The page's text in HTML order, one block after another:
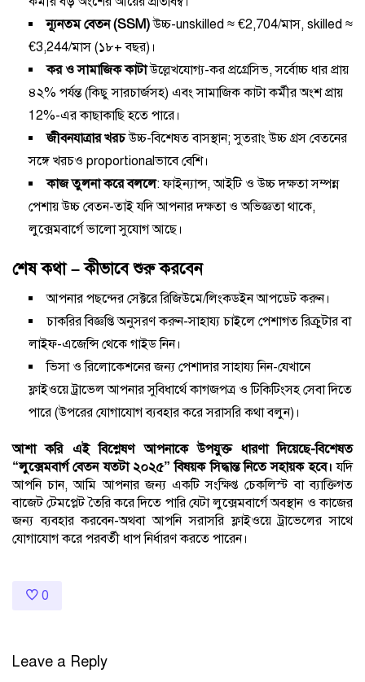
ন্যূনতম বেতন (SSM)উচ্চ-unskilled ≈ €2,704/মাস, skilled ≈
€3,244/মাস (১৮+ বছর)।
কর ও সামাজিক কাটাউল্লেখযোগ্য-কর প্রগ্রেসিভ, সর্বোচ্চ ধার প্রায়
৪২% পর্যন্ত (কিছু সারচার্জসহ) এবং সামাজিক কাটা কর্মীর অংশ প্রায়
12%-এর কাছাকাছি হতে পারে।
জীবনযাত্রার খরচউচ্চ-বিশেষত বাসস্থান; সুতরাং উচ্চ গ্রস বেতনের
সঙ্গে খরচও proportionalভাবে বেশি।
কাজ তুলনা করে বললে: ফাইন্যান্স, আইটি ও উচ্চ দক্ষতা সম্পন্ন
পেশায় উচ্চ বেতন-তাই যদি আপনার দক্ষতা ও অভিজ্ঞতা থাকে,
লুক্সেমবার্গে ভালো সুযোগ আছে।
শেষ কথা – কীভাবে শুরু করবেন
আপনার পছন্দের সেক্টরে রিজিউমে/লিংকডইন আপডেট করুন।
চাকরির বিজ্ঞপ্তি অনুসরণ করুন-সাহায্য চাইলে পেশাগত রিক্রুটার বা
লাইফ-এজেন্সি থেকে গাইড নিন।
ভিসা ও রিলোকেশনের জন্য পেশাদার সাহায্য নিন-যেখানে
ফ্লাইওয়ে ট্রাভেল আপনার সুবিধার্থে কাগজপত্র ও টিকিটিংসহ সেবা দিতে
পারে (উপরের যোগাযোগ ব্যবহার করে সরাসরি কথা বলুন)।
আশা করি এই বিশ্লেষণ আপনাকে উপযুক্ত ধারণা দিয়েছে-বিশেষত
“লুক্সেমবার্গ বেতন যতটা ২০২৫” বিষয়ক সিদ্ধান্ত নিতে সহায়ক হবে। যদি
আপনি চান, আমি আপনার জন্য একটি সংক্ষিপ্ত চেকলিস্ট বা ব্যাক্তিগত
বাজেট টেমপ্লেট তৈরি করে দিতে পারি যেটা লুক্সেমবার্গে অবস্থান ও কাজের
জন্য ব্যবহার করবেন-অথবা আপনি সরাসরি ফ্লাইওয়ে ট্রাভেলের সাথে
যোগাযোগ করে পরবর্তী ধাপ নির্ধারণ করতে পারেন।
0
Leave a Reply